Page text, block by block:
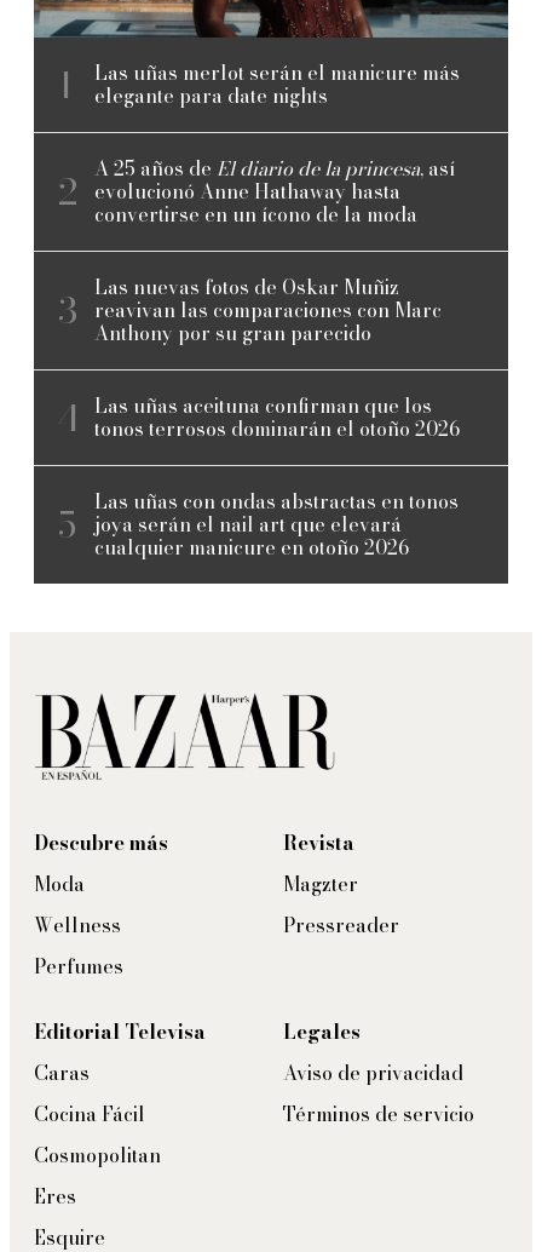
Las uñas merlot serán el manicure más
elegante para date nights
A 25 años de El diario de la princesa, así
evolucionó Anne Hathaway hasta
convertirse en un ícono de la moda
Las nuevas fotos de Oskar Muñiz
reavivan las comparaciones con Marc
Anthony por su gran parecido
Las uñas aceituna confirman que los
tonos terrosos dominarán el otoño 2026
Las uñas con ondas abstractas en tonos
joya serán el nail art que elevará
cualquier manicure en otoño 2026
Descubre más
Moda
Wellness
Perfumes
Revista
Magzter
Pressreader
Editorial Televisa
Caras
Cocina Fácil
Cosmopolitan
Eres
Esquire
Legales
Aviso de privacidad
Términos de servicio